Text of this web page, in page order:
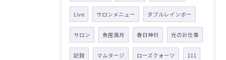
Live サロンメニュー ダブルレインボー
サロン 魚座満月 春日神社 光のお仕事
記録 マムタージ ローズクォーツ 111